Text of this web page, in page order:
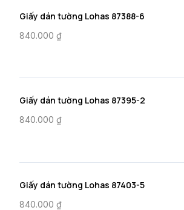
Giấy dán tường Lohas 87388-6
840.000 ₫
Giấy dán tường Lohas 87395-2
840.000 ₫
Giấy dán tường Lohas 87403-5
840.000 ₫